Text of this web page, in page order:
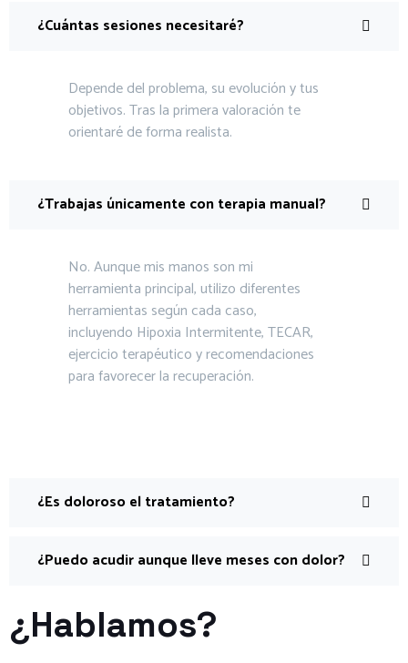
¿Cuántas sesiones necesitaré?
Depende del problema, su evolución y tus
objetivos. Tras la primera valoración te
orientaré de forma realista.
¿Trabajas únicamente con terapia manual?
No. Aunque mis manos son mi
herramienta principal, utilizo diferentes
herramientas según cada caso,
incluyendo Hipoxia Intermitente, TECAR,
ejercicio terapéutico y recomendaciones
para favorecer la recuperación.
¿Es doloroso el tratamiento?
¿Puedo acudir aunque lleve meses con dolor?
¿Hablamos?